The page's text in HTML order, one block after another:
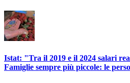
Istat: "Tra il 2019 e il 2024 salari
Famiglie sempre più piccole: le